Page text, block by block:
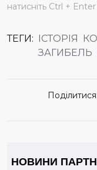
натисніть Ctrl + Enter
ТЕГИ: ІСТОРІЯ
ЗАГИБЕЛЬ
Поділитися: